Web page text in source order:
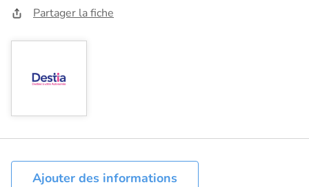
Partager la fiche
Ajouter des informations